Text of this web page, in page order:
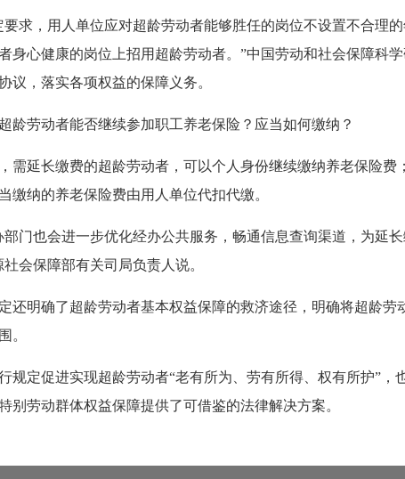
要求，用人单位应对超龄劳动者能够胜任的岗位不设置不合理
身心健康的岗位上招用超龄劳动者。”中国劳动和社会保障科
议，落实各项权益的保障义务。
龄劳动者能否继续参加职工养老保险？应当如何缴纳？
需延长缴费的超龄劳动者，可以个人身份继续缴纳养老保险
缴纳的养老保险费由用人单位代扣代缴。
部门也会进一步优化经办公共服务，畅通信息查询渠道，为延
会保障部有关司局负责人说。
还明确了超龄劳动者基本权益保障的救济途径，明确将超龄
。
规定促进实现超龄劳动者“老有所为、劳有所得、权有所护”
别劳动群体权益保障提供了可借鉴的法律解决方案。